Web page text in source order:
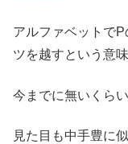
アルファベットで
ツを越すという意
今までに無いくら
見た目も中手豊に